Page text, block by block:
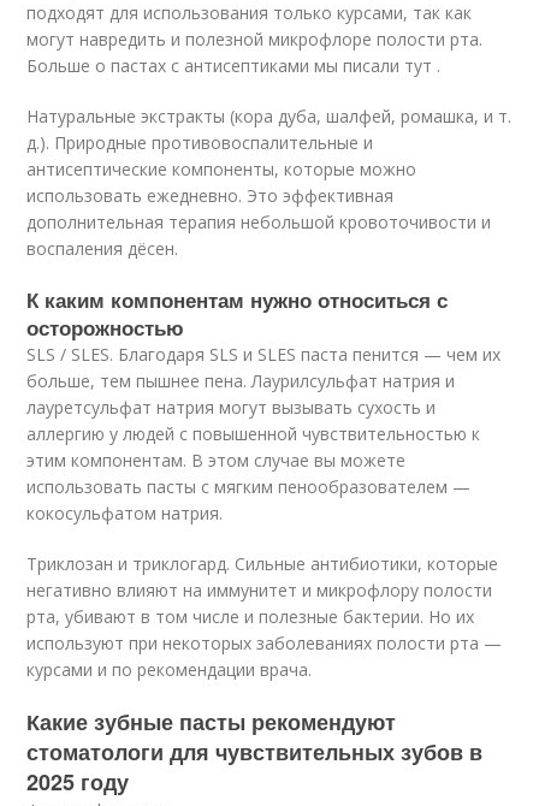
подходят для использования только курсами, так как
могут навредить и полезной микрофлоре полости рта.
Больше о пастах с антисептиками мы писали тут .
Натуральные экстракты (кора дуба, шалфей, ромашка, и т.
д.). Природные противовоспалительные и
антисептические компоненты, которые можно
использовать ежедневно. Это эффективная
дополнительная терапия небольшой кровоточивости и
воспаления дёсен.
К каким компонентам нужно относиться с
осторожностью
SLS / SLES. Благодаря SLS и SLES паста пенится — чем их
больше, тем пышнее пена. Лаурилсульфат натрия и
лауретсульфат натрия могут вызывать сухость и
аллергию у людей с повышенной чувствительностью к
этим компонентам. В этом случае вы можете
использовать пасты с мягким пенообразователем —
кокосульфатом натрия.
Триклозан и триклогард. Сильные антибиотики, которые
негативно влияют на иммунитет и микрофлору полости
рта, убивают в том числе и полезные бактерии. Но их
используют при некоторых заболеваниях полости рта —
курсами и по рекомендации врача.
Какие зубные пасты рекомендуют
стоматологи для чувствительных зубов в
2025 году